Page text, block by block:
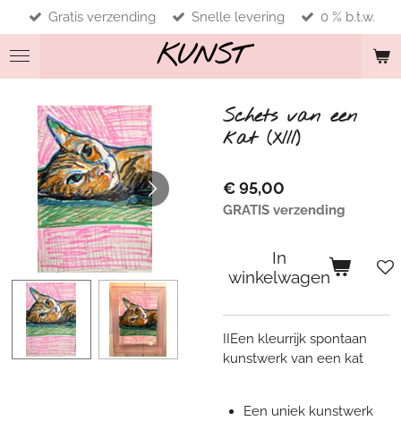
direct
naar
de
KUNST
Gratis verzending Snelle levering 0 % b.t.w.
Schets van een
kat (XIII)
€ 95,00
GRATIS verzending
In
winkelwagen
IIEen kleurrijk spontaan
kunstwerk van een kat
Een uniek kunstwerk